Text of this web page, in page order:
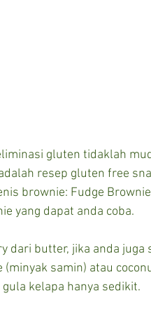
gluten tidaklah
resep gluten free
brownie: Fudge
yang dapat anda coba.
dari butter, jika anda
samin) atau
kelapa hanya sedikit.